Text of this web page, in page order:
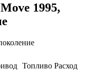
1995,
Топливо Расход